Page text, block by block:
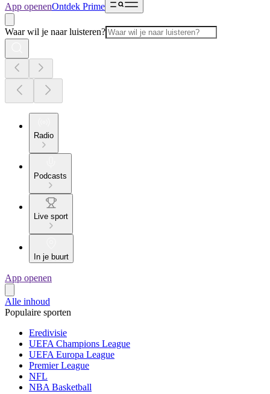
App openenOntdek Prime
Waar wil je naar luisteren?
Radio
Podcasts
Live sport
In je buurt
App openen
Alle inhoud
Populaire sporten
Eredivisie
UEFA Champions League
UEFA Europa League
Premier League
NFL
NBA Basketball